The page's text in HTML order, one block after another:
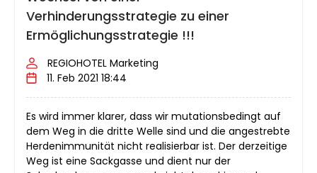
Verhinderungsstrategie zu einer
Ermöglichungsstrategie !!!
REGIOHOTEL Marketing
11. Feb 2021 18:44
Es wird immer klarer, dass wir mutationsbedingt auf
dem Weg in die dritte Welle sind und die angestrebte
Herdenimmunität nicht realisierbar ist. Der derzeitige
Weg ist eine Sackgasse und dient nur der